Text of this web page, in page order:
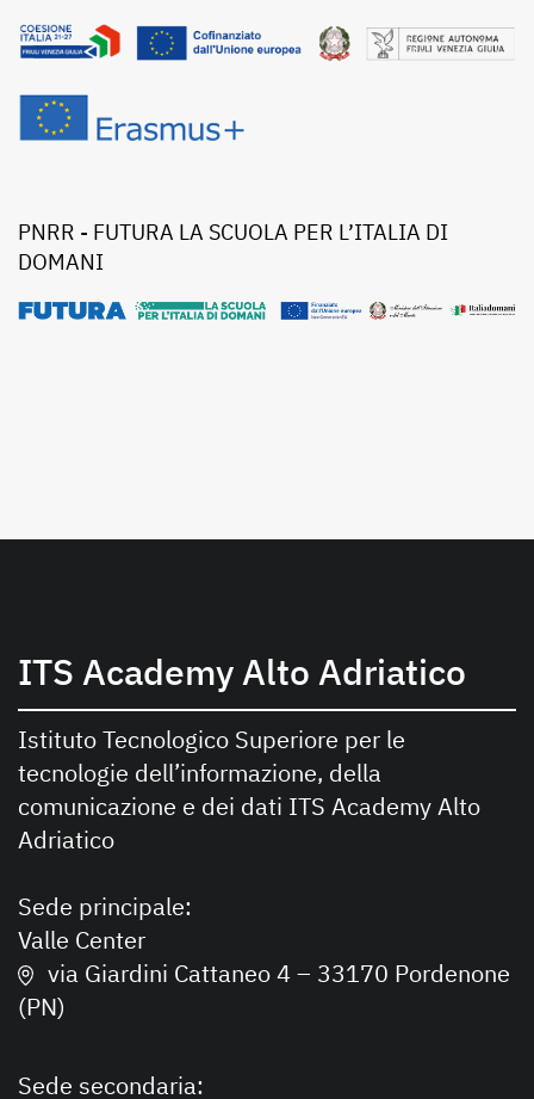
PNRR - FUTURA LA SCUOLA PER L’ITALIA DI
DOMANI
ITS Academy Alto Adriatico
Istituto Tecnologico Superiore per le
tecnologie dell’informazione, della
comunicazione e dei dati ITS Academy Alto
Adriatico
Sede principale:
Valle Center
via Giardini Cattaneo 4 – 33170 Pordenone
(PN)
Sede secondaria: